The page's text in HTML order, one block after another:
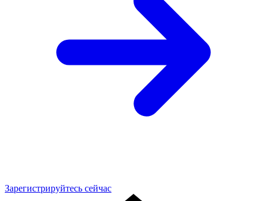
Зарегистрируйтесь сейчас